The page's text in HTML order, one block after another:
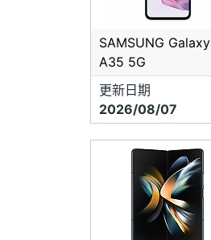
SAMSUNG Galaxy
A35 5G
更新日期
2026/08/07